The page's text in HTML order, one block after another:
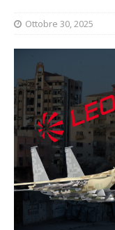
Ottobre 30, 2025